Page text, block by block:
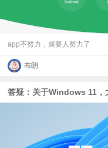
app不努力，就要人努力了
布朗
答疑：关于Windows 11，